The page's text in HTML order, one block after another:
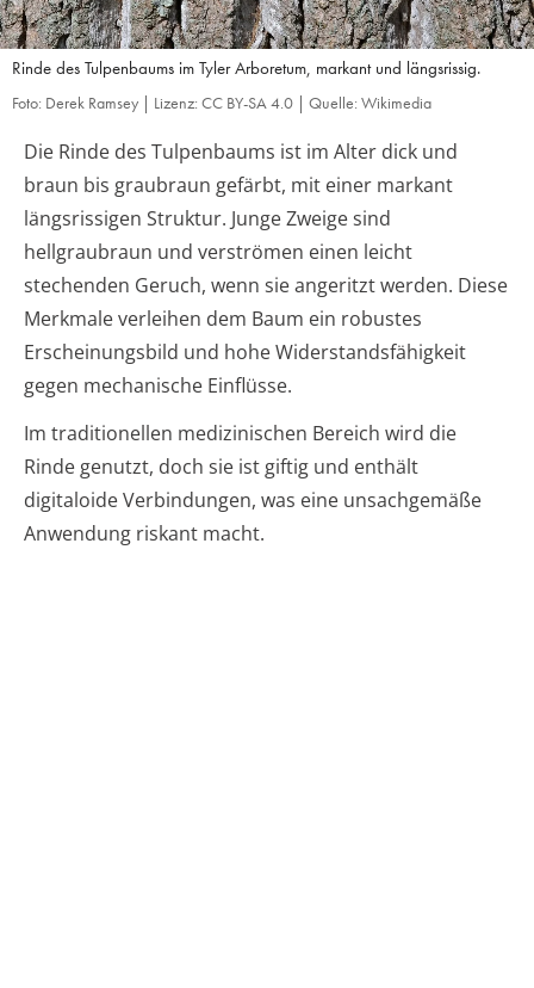
Rinde des Tulpenbaums im Tyler Arboretum, markant und längsrissig.
Foto: Derek Ramsey | Lizenz: CC BY-SA 4.0 | Quelle: Wikimedia
Die Rinde des Tulpenbaums ist im Alter dick und
braun bis graubraun gefärbt, mit einer markant
längsrissigen Struktur. Junge Zweige sind
hellgraubraun und verströmen einen leicht
stechenden Geruch, wenn sie angeritzt werden. Diese
Merkmale verleihen dem Baum ein robustes
Erscheinungsbild und hohe Widerstandsfähigkeit
gegen mechanische Einflüsse.
Im traditionellen medizinischen Bereich wird die
Rinde genutzt, doch sie ist giftig und enthält
digitaloide Verbindungen, was eine unsachgemäße
Anwendung riskant macht.